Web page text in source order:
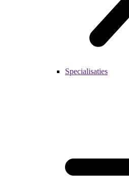
Specialisaties